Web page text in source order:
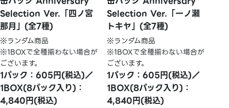
Selection Ver.「四ノ宮
那月」(全7種)
※ランダム商品
※1BOXで全種揃わない場合が
ございます。
1パック：605円(税込)／
1BOX(8パック入り)：
4,840円(税込)
Selection Ver.「一ノ瀬
トキヤ」(全7種)
※ランダム商品
※1BOXで全種揃わない場合が
ございます。
1パック：605円(税込)／
1BOX(8パック入り)：
4,840円(税込)